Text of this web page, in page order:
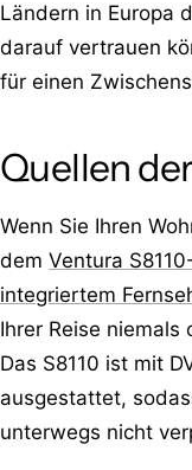
Ländern in Europa
darauf vertrauen
für einen
Quellen
Wenn Sie Ihren
dem Ventura
integriertem
Ihrer Reise
Das S8110 ist mit
ausgestattet,
unterwegs nicht